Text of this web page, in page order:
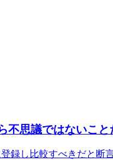
不思議ではないこ
録し比較すべきだと断